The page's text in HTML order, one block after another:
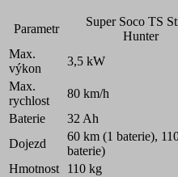
Parametr
Super Soco TS
Hunter
Max.
výkon
3,5 kW
Max.
rychlost
80 km/h
Baterie
32 Ah
Dojezd
60 km (1 baterie),
baterie)
Hmotnost
110 kg